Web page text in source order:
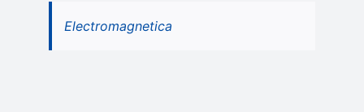
Electromagnetica